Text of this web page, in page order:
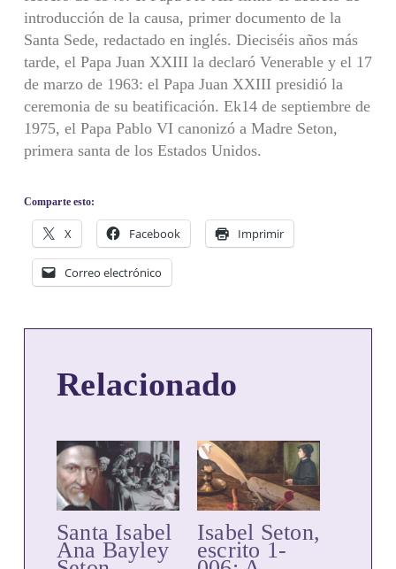
introducción de la causa, primer documento de la
Santa Sede, redactado en inglés. Dieciséis años más
tarde, el Papa Juan XXIII la declaró Venerable y el 17
de marzo de 1963: el Papa Juan XXIII presidió la
ceremonia de su beatificación. Ek14 de septiembre de
1975, el Papa Pablo VI canonizó a Madre Seton,
primera santa de los Estados Unidos.
Comparte esto:
X Facebook Imprimir
Correo electrónico
Relacionado
Santa Isabel
Ana Bayley
Isabel Seton,
escrito 1-